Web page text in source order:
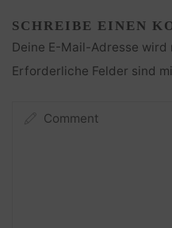
SCHREIBE EINEN
Deine E-Mail-Adresse
Erforderliche Felder sind